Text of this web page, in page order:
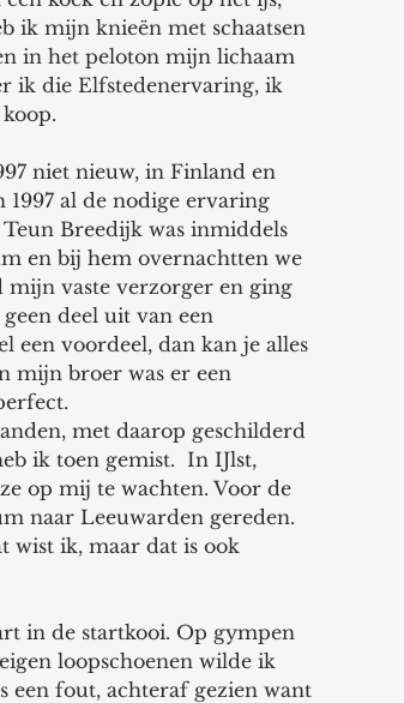
ik mijn knieën met schaatsen
in het peloton mijn lichaam
ik die Elfstedenervaring, ik
niet nieuw, in Finland en
al de nodige ervaring
Breedijk was inmiddels
en bij hem overnachtten we
vaste verzorger en ging
deel uit van een
een voordeel, dan kan je alles
mijn broer was er een
ik toen gemist.  In IJlst,
op mij te wachten. Voor de
naar Leeuwarden gereden.
wist ik, maar dat is ook
in de startkooi. Op gympen
loopschoenen wilde ik
een fout, achteraf gezien want